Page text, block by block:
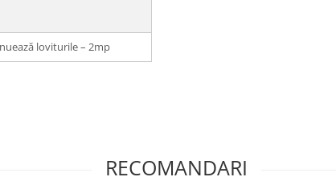
loviturile – 2mp
RECOMANDARI